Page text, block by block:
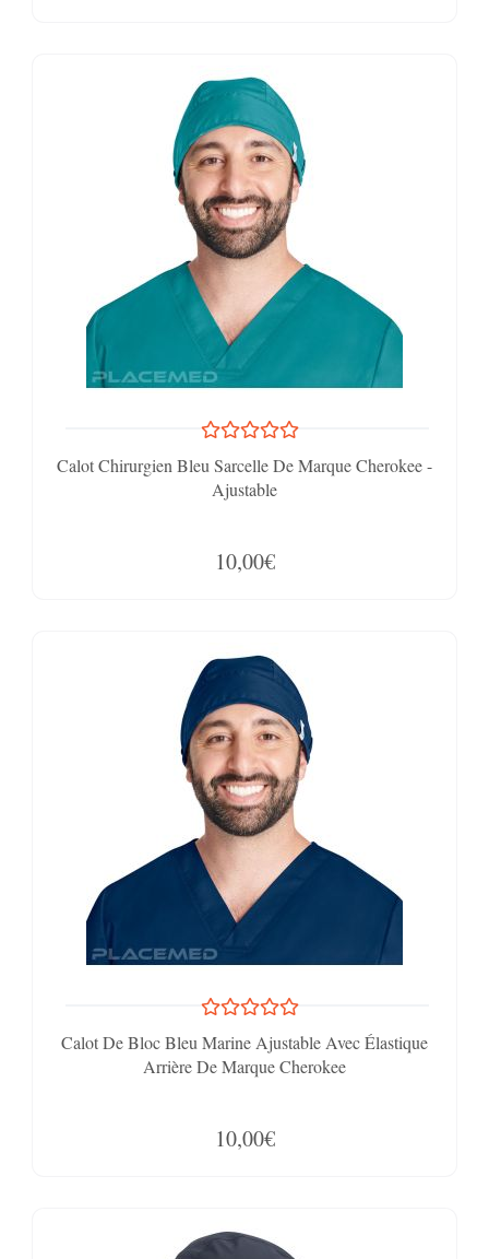
Calot Chirurgien Bleu Sarcelle De Marque Cherokee -
Ajustable
10,00€
Calot De Bloc Bleu Marine Ajustable Avec Élastique
Arrière De Marque Cherokee
10,00€